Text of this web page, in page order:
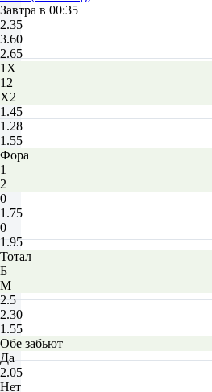
Завтра в 00:35
2.35
3.60
2.65
1X
12
X2
1.45
1.28
1.55
Фора
1
2
0
1.75
0
1.95
Тотал
Б
М
2.5
2.30
1.55
Обе забьют
Да
2.05
Нет